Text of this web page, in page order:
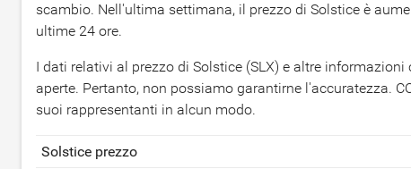
scambio. Nell'ultima settimana, il prezzo di Solstice è
ultime 24 ore.
I dati relativi al prezzo di Solstice (SLX) e altre
aperte. Pertanto, non possiamo garantirne l'accuratezza.
suoi rappresentanti in alcun modo.
Solstice prezzo